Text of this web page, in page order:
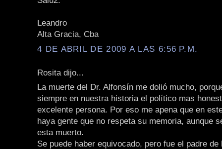
Leandro
Alta Gracia, Cba
4 DE ABRIL DE 2009 A LAS 6:56 P.M.
Rosita dijo...
La muerte del Dr. Alfonsín me dolió mucho,
siempre en nuestra historia el político mas
excelente persona. Por eso me apena que en
haya gente que no respeta su memoria, aunque
esta muerto.
Se puede haber equivocado, pero fue el padre